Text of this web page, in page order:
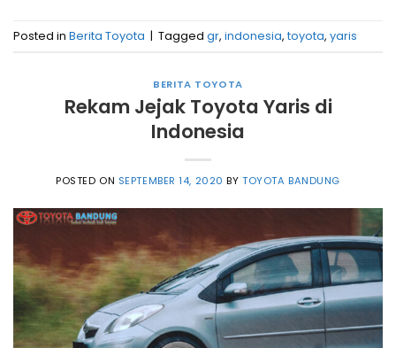
Posted in Berita Toyota | Tagged gr, indonesia, toyota, yaris
BERITA TOYOTA
Rekam Jejak Toyota Yaris di
Indonesia
POSTED ON SEPTEMBER 14, 2020 BYTOYOTA BANDUNG